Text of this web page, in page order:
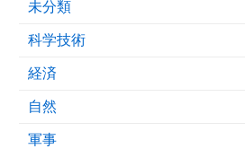
未分類
科学技術
経済
自然
軍事